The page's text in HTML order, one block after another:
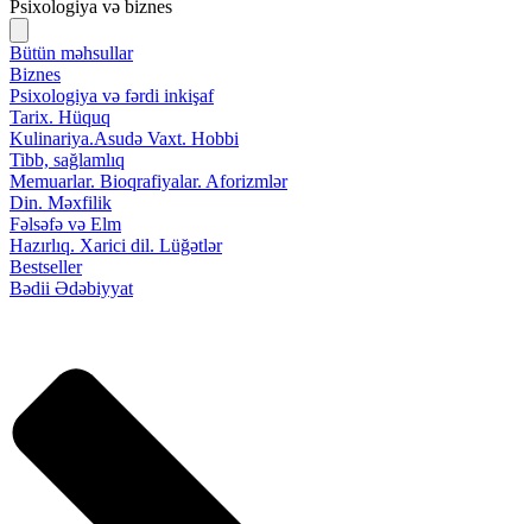
Psixologiya və biznes
Bütün məhsullar
Biznes
Psixologiya və fərdi inkişaf
Tarix. Hüquq
Kulinariya.Asudə Vaxt. Hobbi
Tibb, sağlamlıq
Memuarlar. Bioqrafiyalar. Aforizmlər
Din. Məxfilik
Fəlsəfə və Elm
Hazırlıq. Xarici dil. Lüğətlər
Bestseller
Bədii Ədəbiyyat